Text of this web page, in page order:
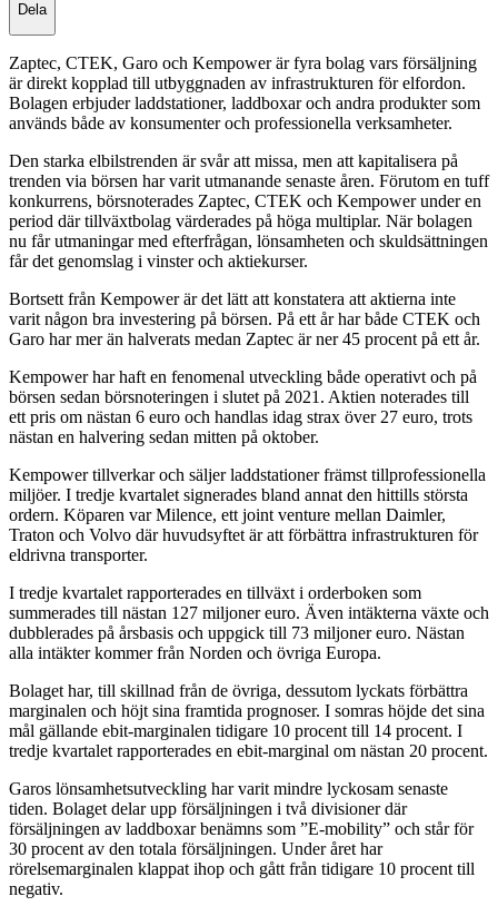
Dela
Zaptec, CTEK, Garo och Kempower är fyra bolag vars försäljning
är direkt kopplad till utbyggnaden av infrastrukturen för elfordon.
Bolagen erbjuder laddstationer, laddboxar och andra produkter som
används både av konsumenter och professionella verksamheter.
Den starka elbilstrenden är svår att missa, men att kapitalisera på
trenden via börsen har varit utmanande senaste åren. Förutom en tuff
konkurrens, börsnoterades Zaptec, CTEK och Kempower under en
period där tillväxtbolag värderades på höga multiplar. När bolagen
nu får utmaningar med efterfrågan, lönsamheten och skuldsättningen
får det genomslag i vinster och aktiekurser.
Bortsett från Kempower är det lätt att konstatera att aktierna inte
varit någon bra investering på börsen. På ett år har både CTEK och
Garo har mer än halverats medan Zaptec är ner 45 procent på ett år.
Kempower har haft en fenomenal utveckling både operativt och på
börsen sedan börsnoteringen i slutet på 2021. Aktien noterades till
ett pris om nästan 6 euro och handlas idag strax över 27 euro, trots
nästan en halvering sedan mitten på oktober.
Kempower tillverkar och säljer laddstationer främst tillprofessionella
miljöer. I tredje kvartalet signerades bland annat den hittills största
ordern. Köparen var Milence, ett joint venture mellan Daimler,
Traton och Volvo där huvudsyftet är att förbättra infrastrukturen för
eldrivna transporter.
I tredje kvartalet rapporterades en tillväxt i orderboken som
summerades till nästan 127 miljoner euro. Även intäkterna växte och
dubblerades på årsbasis och uppgick till 73 miljoner euro. Nästan
alla intäkter kommer från Norden och övriga Europa.
Bolaget har, till skillnad från de övriga, dessutom lyckats förbättra
marginalen och höjt sina framtida prognoser. I somras höjde det sina
mål gällande ebit-marginalen tidigare 10 procent till 14 procent. I
tredje kvartalet rapporterades en ebit-marginal om nästan 20 procent.
Garos lönsamhetsutveckling har varit mindre lyckosam senaste
tiden. Bolaget delar upp försäljningen i två divisioner där
försäljningen av laddboxar benämns som ”E-mobility” och står för
30 procent av den totala försäljningen. Under året har
rörelsemarginalen klappat ihop och gått från tidigare 10 procent till
negativ.